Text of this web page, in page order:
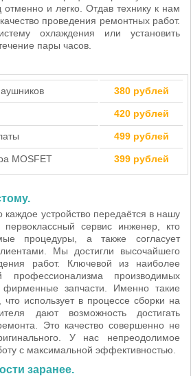
и легко. Отдав технику к нам
проведения ремонтных работ.
охлаждения или установить
пары часов.
380 рублей
420 рублей
499 рублей
MOSFET 399 рублей
устройство передаётся в нашу
сервис инженер, кто
процедуры, а также согласует
Мы достигли высочайшего
работ. Ключевой из наиболее
профессионализма производимых
запчасти. Именно такие
использует в процессе сборки на
дают возможность достигать
Это качество совершенно не
У нас непреодолимое
с максимальной эффективностью.
заранее.